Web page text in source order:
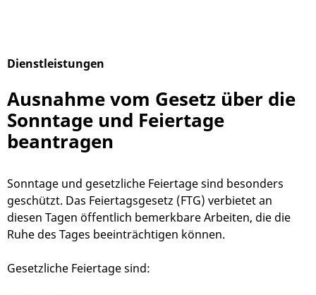
Dienstleistungen
Ausnahme vom Gesetz über die
Sonntage und Feiertage
beantragen
Sonntage und gesetzliche Feiertage sind besonders
geschützt. Das Feiertagsgesetz (FTG) verbietet an
diesen Tagen öffentlich bemerkbare Arbeiten, die die
Ruhe des Tages beeinträchtigen können.
Gesetzliche Feiertage sind: